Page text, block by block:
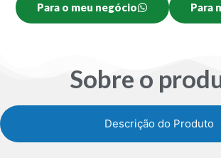
Para o meu negócio Para
Sobre o
Descrição do Produto